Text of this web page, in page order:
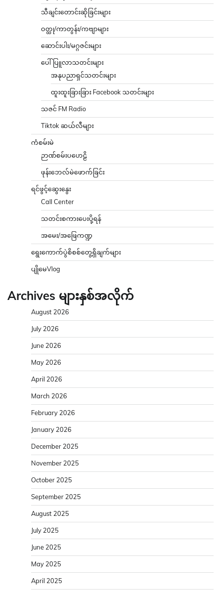
သီချင်းတောင်းဆိုခြင်းများ
ဝတ္ထု/ကာတွန်း/ကဗျာများ
ဆောင်းပါး/မဂ္ဂဇင်းများ
ပေါ်ပြူလာသတင်းများ
အနုပညာရှင်သတင်းများ
ထူးထူးခြားခြား Facebook သတင်းများ
သဇင် FM Radio
Tiktok ဆယ်လီများ
ကံစမ်းမဲ
ဉာဏ်စမ်းပဟေဠိ
ဖုန်းဘေလ်မဲဖောက်ခြင်း
ရင်ဖွင့်ဆွေးနွေး
Call Center
သတင်းစကားပေးပို့ရန်
အမေး/အဖြေကဏ္ဍ
ရွေးကောက်ပွဲစိစစ်တွေ့ရှိချက်များ
ပျိုမေVlog
Archives များနှစ်အလိုက်
August 2026
July 2026
June 2026
May 2026
April 2026
March 2026
February 2026
January 2026
December 2025
November 2025
October 2025
September 2025
August 2025
July 2025
June 2025
May 2025
April 2025